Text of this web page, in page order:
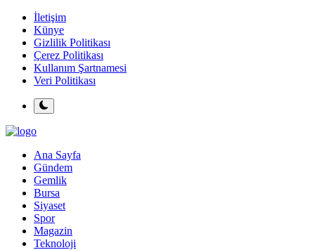
İletişim
Künye
Gizlilik Politikası
Çerez Politikası
Kullanım Şartnamesi
Veri Politikası
Ana Sayfa
Gündem
Gemlik
Bursa
Siyaset
Spor
Magazin
Teknoloji